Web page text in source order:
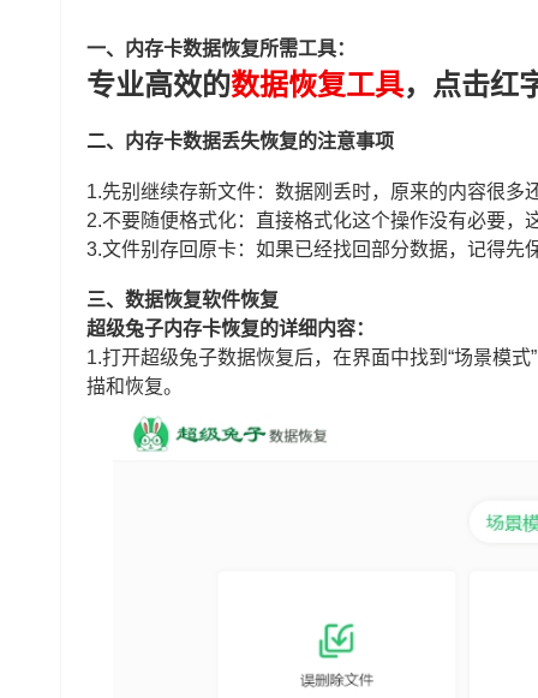
一、内存卡数据恢复所需工具：
专业高效的数据恢复工具，点击红
二、内存卡数据丢失恢复的注意事项
1.先别继续存新文件：数据刚丢时，原来的内容很
2.不要随便格式化：直接格式化这个操作没有必要
3.文件别存回原卡：如果已经找回部分数据，记得先
三、数据恢复软件恢复
超级兔子内存卡恢复的详细内容：
1.打开超级兔子数据恢复后，在界面中找到“场景模
描和恢复。